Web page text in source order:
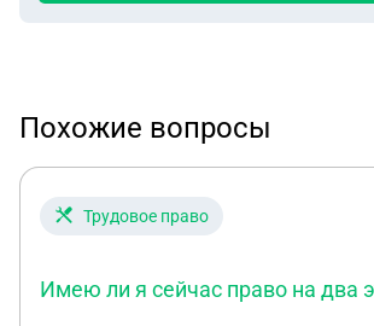
Похожие вопросы
Трудовое право
Имею ли я сейчас право на два